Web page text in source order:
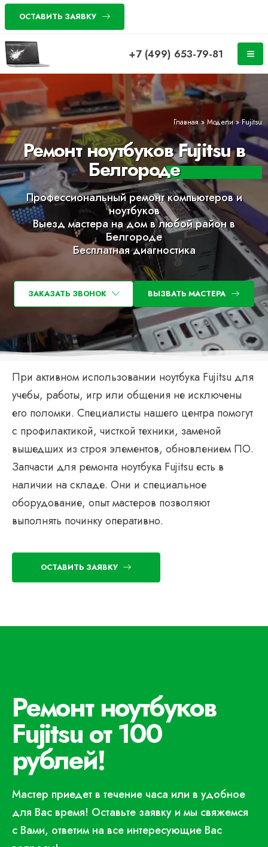
ОСТАВИТЬ ЗАЯВКУ
+7 (499) 653-79-81
Главная»Модели»Fujitsu
Ремонт ноутбуков Fujitsu в
Белгороде
Профессиональный ремонт компьютеров и
ноутбуков
Выезд мастера на дом в любой район в
Белгороде
Бесплатная диагностика
ЗАКАЗАТЬ ЗВОНОК ВЫЗВАТЬ МАСТЕРА
При активном использовании ноутбука Fujitsu для
учебы, работы, игр или общения не исключены
его поломки. Специалисты нашего центра помогут
с профилактикой, чисткой техники, заменой
вышедших из строя элементов, обновлением ПО.
Запчасти для ремонта ноутбука Fujitsu есть в
наличии на складе. Они и специальное
оборудование, опыт мастеров позволяют
выполнять починку оперативно.
ОСТАВИТЬ ЗАЯВКУ
Ремонт ноутбуков
Fujitsu от 100
рублей!
Мастер приедет в течение часа или в удобное
для Вас время! Оставьте заявку и мы свяжемся
с Вами, ответим на все интересующие Вас